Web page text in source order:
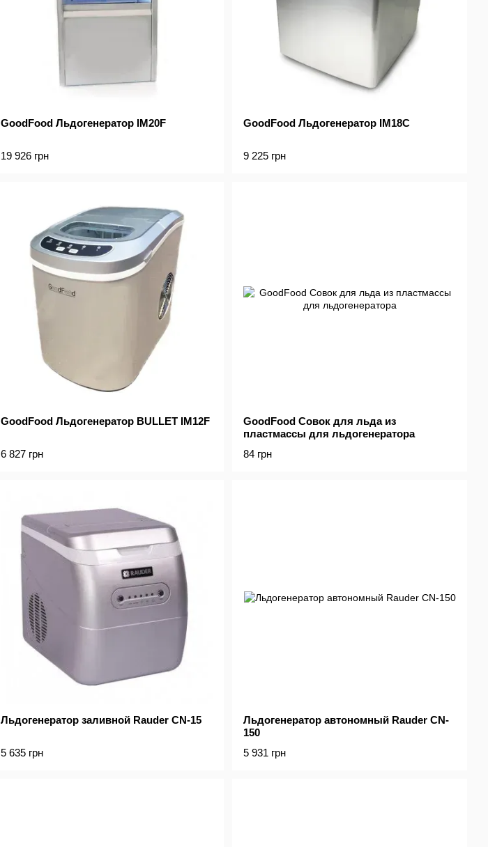
GoodFood Льдогенератор IM20F
19 926 грн
GoodFood Льдогенератор IM18C
9 225 грн
GoodFood Льдогенератор BULLET IM12F
6 827 грн
GoodFood Cовок для льда из
пластмасcы для льдогенератора
84 грн
Льдогенератор заливной Rauder CN-15
5 635 грн
Льдогенератор автономный Rauder CN-
150
5 931 грн